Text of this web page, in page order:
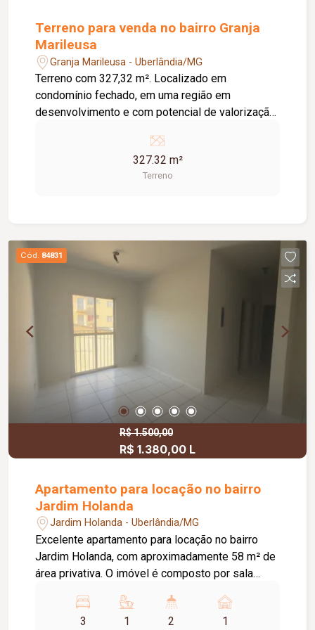
Terreno para venda no bairro Granja
Marileusa
Granja Marileusa - Uberlândia/MG
Terreno com 327,32 m². Localizado em
condomínio fechado, em uma região em
desenvolvimento e com potencial de valorização.
construção; Região em expansão e crescimento;
Excelente opção para construção residencial ou
327.32 m²
Terreno
Cód. 84831
R$ 1.500,00
R$ 1.380,00 L
Apartamento para locação no bairro
Jardim Holanda
Jardim Holanda - Uberlândia/MG
Excelente apartamento para locação no bairro
Jardim Holanda, com aproximadamente 58 m² de
área privativa. O imóvel é composto por sala
planejados e bancada, área de serviço, 03
quartos, sendo 02 com armários planejados e 01
3 1 2 1